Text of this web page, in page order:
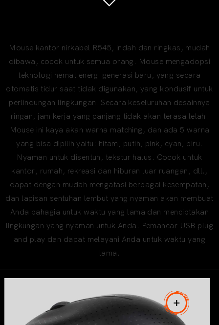
Mouse kantor nirkabel R545, indah dan ringkas, mudah
dibawa, cocok untuk semua orang. Mouse mengadopsi
teknologi hemat energi generasi baru, yang secara
otomatis tidur saat tidak digunakan, yang kondusif untuk
perlindungan lingkungan. Secara keseluruhan desainnya
ringan, jam kerja yang panjang tidak akan terasa lelah.
Mouse ini kaya akan warna matching, dan ada 5 warna
yang bisa dipilih yaitu: hitam, putih, pink, cyan, biru.
Nyaman untuk disentuh, tekstur halus. Cocok untuk
kantor, rumah, rekreasi dan hiburan luar ruangan, dll.,
dapat dengan mudah mengatasi berbagai kesempatan,
dan lapisan sentuhan lembut yang nyaman akan membuat
Anda bahagia untuk waktu yang lama dan menciptakan
lingkungan yang nyaman untuk Anda. Pemancar USB plug
and play dan dapat melayani Anda untuk waktu yang
lama.